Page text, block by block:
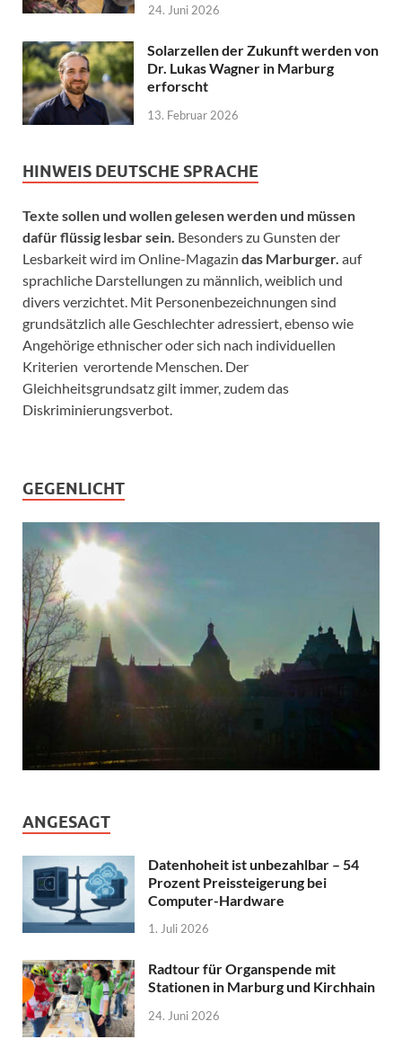
24. Juni 2026
Solarzellen der Zukunft werden von
Dr. Lukas Wagner in Marburg
erforscht
13. Februar 2026
HINWEIS DEUTSCHE SPRACHE
Texte sollen und wollen gelesen werden und müssen
dafür flüssig lesbar sein. Besonders zu Gunsten der
Lesbarkeit wird im Online-Magazin das Marburger. auf
sprachliche Darstellungen zu männlich, weiblich und
divers verzichtet. Mit Personenbezeichnungen sind
grundsätzlich alle Geschlechter adressiert, ebenso wie
Angehörige ethnischer oder sich nach individuellen
Kriterien verortende Menschen. Der
Gleichheitsgrundsatz gilt immer, zudem das
Diskriminierungsverbot.
GEGENLICHT
ANGESAGT
Datenhoheit ist unbezahlbar – 54
Prozent Preissteigerung bei
Computer-Hardware
1. Juli 2026
Radtour für Organspende mit
Stationen in Marburg und Kirchhain
24. Juni 2026